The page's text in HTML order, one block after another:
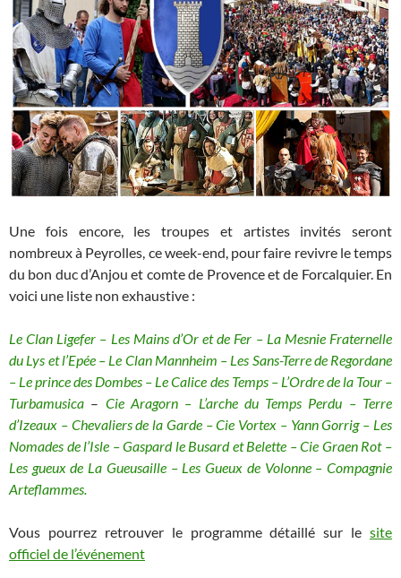
Une fois encore, les troupes et artistes invités seront
nombreux à Peyrolles, ce week-end, pour faire revivre le temps
du bon duc d’Anjou et comte de Provence et de Forcalquier. En
voici une liste non exhaustive :
Le Clan Ligefer – Les Mains d’Or et de Fer – La Mesnie Fraternelle
du Lys et l’Epée – Le Clan Mannheim – Les Sans-Terre de Regordane
– Le prince des Dombes – Le Calice des Temps – L’Ordre de la Tour –
Turbamusica – Cie Aragorn – L’arche du Temps Perdu – Terre
d’Izeaux – Chevaliers de la Garde – Cie Vortex – Yann Gorrig – Les
Nomades de l’Isle – Gaspard le Busard et Belette – Cie Graen Rot –
Les gueux de La Gueusaille – Les Gueux de Volonne – Compagnie
Arteflammes.
Vous pourrez retrouver le programme détaillé sur le site
officiel de l’événement